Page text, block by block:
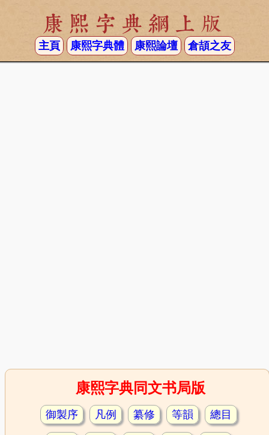
康熙字典網上版
主頁 康熙字典體 康熙論壇 倉頡之友
康熙字典同文书局版
御製序 凡例 纂修 等韻 總目